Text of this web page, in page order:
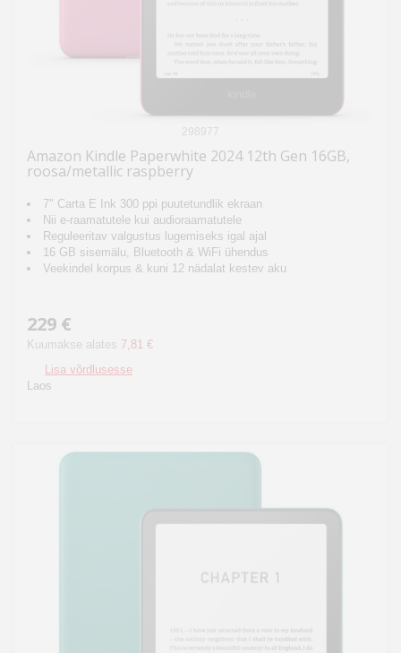
298977
Amazon Kindle Paperwhite 2024 12th Gen 16GB,
roosa/metallic raspberry
7" Carta E Ink 300 ppi puutetundlik ekraan
Nii e-raamatutele kui audioraamatutele
Reguleeritav valgustus lugemiseks igal ajal
16 GB sisemälu, Bluetooth & WiFi ühendus
Veekindel korpus & kuni 12 nädalat kestev aku
229 €
Kuumakse alates 7,81 €
Lisa võrdlusesse
Laos